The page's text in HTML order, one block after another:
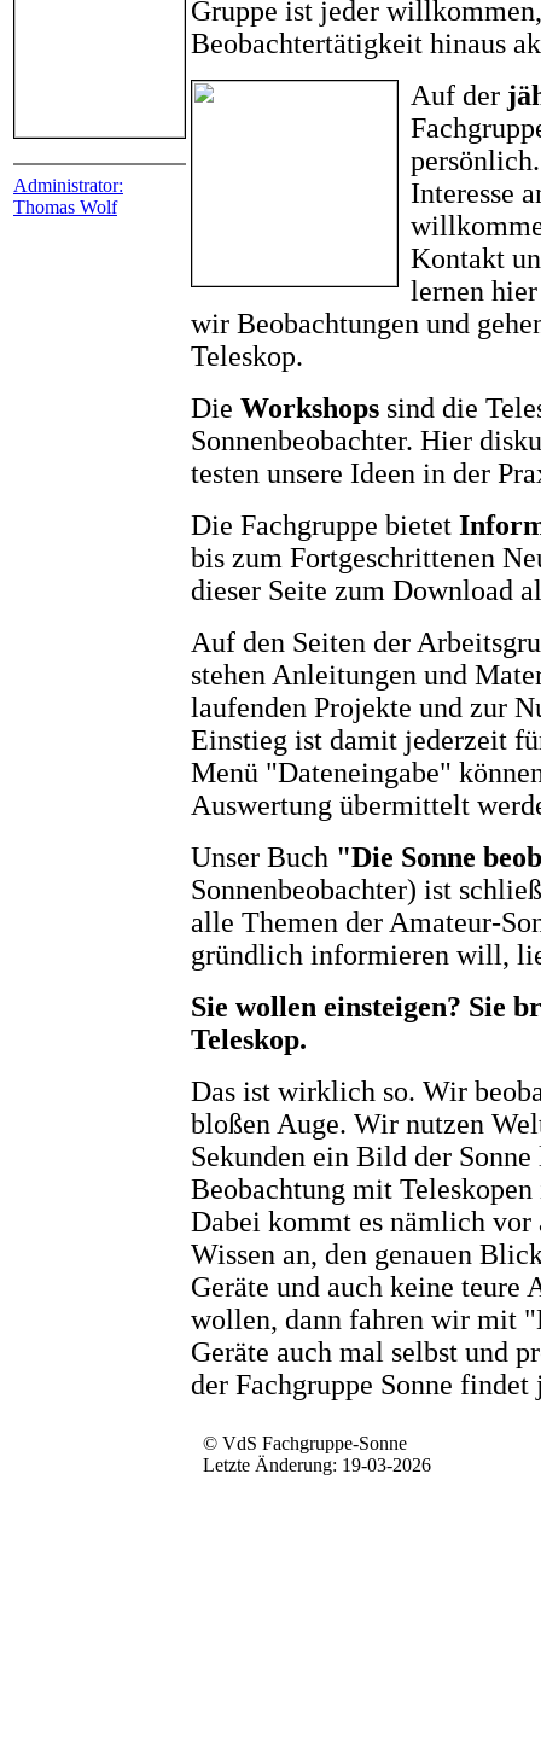
Administrator:
Thomas Wolf
Gruppe ist jeder
Beobachtertätigkeit hinaus
Auf der
Interesse
Kontakt
lernen
wir Beobachtungen und
Teleskop.
Die Workshops sind die
Sonnenbeobachter. Hier
testen unsere Ideen in der
Die Fachgruppe bietet
bis zum Fortgeschrittenen
dieser Seite zum Download
Auf den Seiten der
stehen Anleitungen und
laufenden Projekte und zur
Einstieg ist damit jederzeit
Menü "Dateneingabe"
Auswertung übermittelt
Unser Buch "Die Sonne
Sonnenbeobachter) ist
alle Themen der Amateur-
gründlich informieren will,
Sie wollen einsteigen? Sie
Teleskop.
Das ist wirklich so. Wir
bloßen Auge. Wir nutzen
Sekunden ein Bild der
Beobachtung mit
Dabei kommt es nämlich vor
Wissen an, den genauen
Geräte und auch keine teure
wollen, dann fahren wir mit
Geräte auch mal selbst und
der Fachgruppe Sonne findet
© VdS Fachgruppe-Sonne
Letzte Änderung: 19-03-2026